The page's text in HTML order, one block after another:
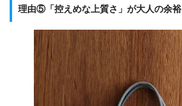
理由⑤「控えめな上質さ」が大人の余裕